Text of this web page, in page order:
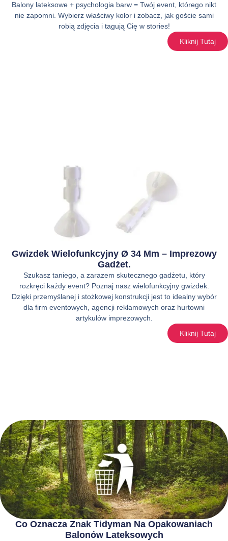
Balony lateksowe + psychologia barw = Twój event, którego nikt
nie zapomni. Wybierz właściwy kolor i zobacz, jak goście sami
robią zdjęcia i tagują Cię w stories!
Kliknij Tutaj
Gwizdek Wielofunkcyjny Ø 34 Mm – Imprezowy
Gadżet.
Szukasz taniego, a zarazem skutecznego gadżetu, który
rozkręci każdy event? Poznaj nasz wielofunkcyjny gwizdek.
Dzięki przemyślanej i stożkowej konstrukcji jest to idealny wybór
dla firm eventowych, agencji reklamowych oraz hurtowni
artykułów imprezowych.
Kliknij Tutaj
Co Oznacza Znak Tidyman Na Opakowaniach
Balonów Lateksowych